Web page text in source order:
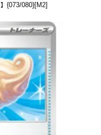
{073/080}[M2]